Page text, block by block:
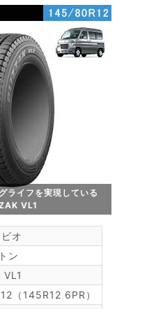
ライフを実現している
VL1
オ
ン
（145R12 6PR）